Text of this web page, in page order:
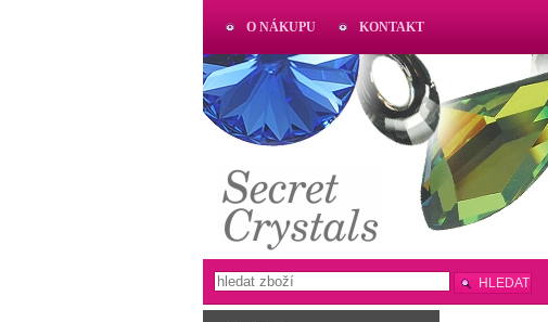
O NÁKUPU KONTAKT
AKTUAL
www.aktual-koralky.cz
HLEDAT